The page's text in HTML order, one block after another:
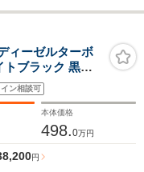
ィーゼルターボ
ブラック 黒革
全
DTV Bluetooth
ン相談可
本体価格
498.0万円
円